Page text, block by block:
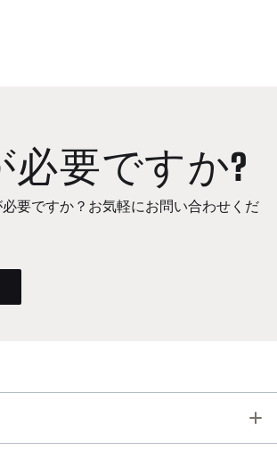
必要ですか?
要ですか？お気軽にお問い合わせくだ